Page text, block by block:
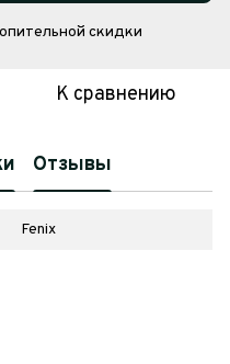
скидки
К сравнению
Отзывы
Fenix